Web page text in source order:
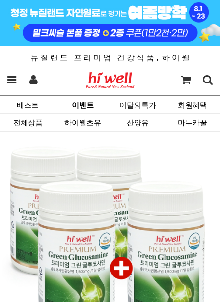
뉴 질 랜 드 프 리 미 엄 건 강 식 품 , 하 이 웰
베스트 이벤트 이달의특가 회원혜택
전체상품 하이웰초유 산양유 마누카꿀